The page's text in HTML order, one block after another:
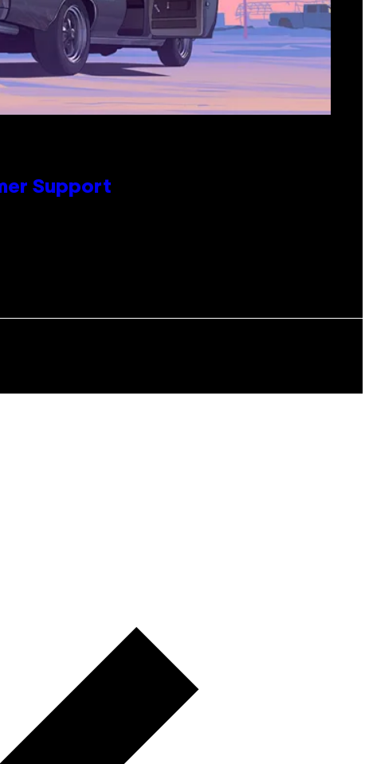
Support